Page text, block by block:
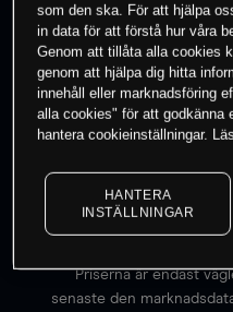
0% av kunderna
instrument
Priserna är endast
senaste den
som den ska. För att hjälpa
in data för att förstå hur våra
Genom att tillåta alla cookies
genom att hjälpa dig hitta
innehåll eller marknadsföring
alla cookies" för att godkänna
hantera cookieinställningar.
HANTERA
INSTÄLLNINGAR